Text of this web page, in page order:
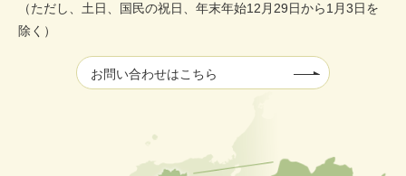
（ただし、土日、国民の祝日、年末年始12月29日から1月3日を
除く）
お問い合わせはこちら